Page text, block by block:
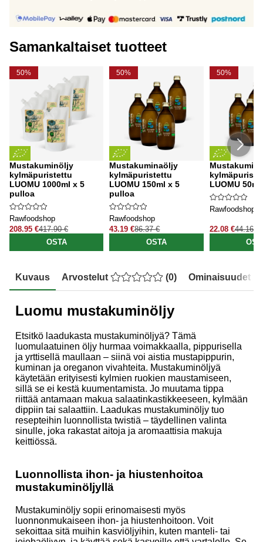
Samankaltaiset tuotteet
50%
Mustakuminöljy
kylmäpuristettu
LUOMU 1000ml x 5
pulloa
Rawfoodshop
208.95 €417.90 €
OSTA
50%
Mustakuminaöljy
kylmäpuristettu
LUOMU 150ml x 5
pulloa
Rawfoodshop
43.19 €86.37 €
OSTA
50%
LUOMU
Rawfoodshop
22.08 €44.16 €
Kuvaus Arvostelut (0) Ominaisuudet
Luomu mustakuminöljy
Etsitkö laadukasta mustakuminöljyä? Tämä
luomulaatuinen öljy hurmaa voimakkaalla, pippurisella
ja yrttisellä maullaan – siinä voi aistia mustapippurin,
kuminan ja oreganon vivahteita. Mustakuminöljyä
käytetään erityisesti kylmien ruokien maustamiseen,
sillä se ei kestä kuumentamista. Jo muutama tippa
riittää antamaan makua salaatinkastikkeeseen, kylmään
dippiin tai salaattiin. Laadukas mustakuminöljy tuo
resepteihin luonnollista twistiä – täydellinen valinta
sinulle, joka rakastat aitoja ja aromaattisia makuja
keittiössä.
Luonnollista ihon- ja hiustenhoitoa
mustakuminöljyllä
Mustakuminöljy sopii erinomaisesti myös
luonnonmukaiseen ihon- ja hiustenhoitoon. Voit
sekoittaa sitä muihin kasviöljyihin, kuten manteli- tai